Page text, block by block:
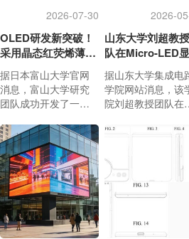
2026-07-30
OLED研发新突破！
采用晶态红荧烯薄
膜，器件电流密度最
高提升1000倍
据日本富山大学官网
消息，富山大学研究
团队成功开发了一项
新型有机发光二极管
（OLED）薄膜结构的
同时，使发光层高度
晶态化。
2026-
山东大学刘超教
队在Micro-LED
领域取得新进展
据山东大学集成电
学院网站消息，该
院刘超教授团队在
LED）显示技术领域
了单片集成全氮化镓
（GaN）有源驱动的
Micro-LED显示模块